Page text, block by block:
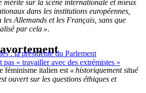
mérite sur la scène internationale et mieux
dans les institutions européennes,
les Allemands et les Français, sans que
par cela ».
: la présidente du Parlement
pas « travailler avec des extrémistes »
féminisme italien est « historiquement situé
ouvert sur les questions éthiques et